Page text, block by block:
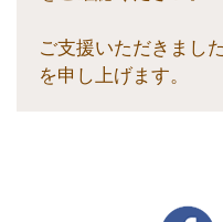
ご支援いただきまし
を申し上げます。